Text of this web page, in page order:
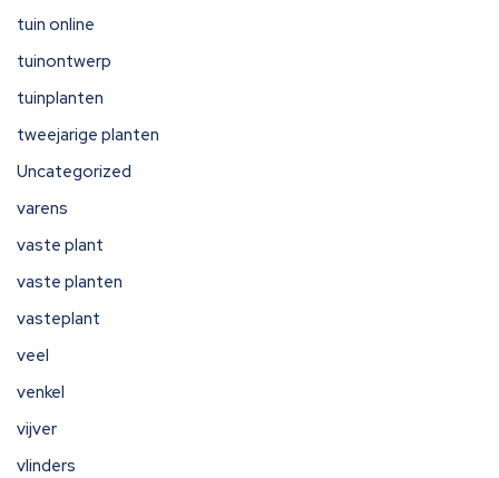
tuin online
tuinontwerp
tuinplanten
tweejarige planten
Uncategorized
varens
vaste plant
vaste planten
vasteplant
veel
venkel
vijver
vlinders